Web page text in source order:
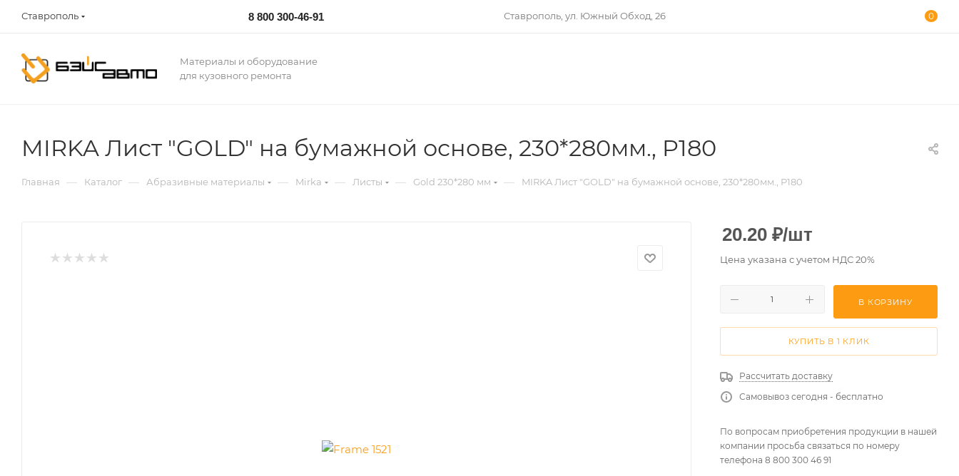
Ставрополь 8 800 300-46-91 Ставрополь, ул. Южный Обход, 26 0
Материалы и оборудование
для кузовного ремонта
MIRKA Лист "GOLD" на бумажной основе, 230*280мм., P180
Главная — Каталог — Абразивные материалы — Mirka — Листы — Gold 230*280 мм — MIRKA Лист "GOLD" на бумажной основе, 230*280мм., P180
20.20 ₽/шт
Цена указана с учетом НДС 20%
В КОРЗИНУ
КУПИТЬ В 1 КЛИК
Рассчитать доставку
Самовывоз сегодня - бесплатно
По вопросам приобретения продукции в нашей
компании просьба связаться по номеру
телефона 8 800 300 46 91